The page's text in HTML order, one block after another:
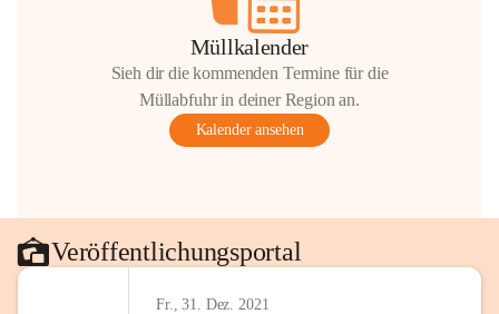
Müllkalender
Sieh dir die kommenden Termine für die
Müllabfuhr in deiner Region an.
Kalender ansehen
Veröffentlichungsportal
Fr., 31. Dez. 2021